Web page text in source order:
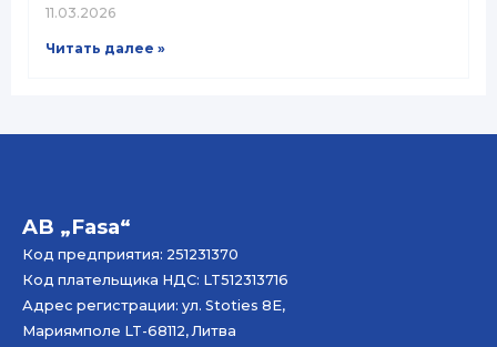
11.03.2026
Читать далее »
AB „Fasa“
Код предприятия: 251231370
Код плательщика НДС: LT512313716
Адрес регистрации: ул. Stoties 8E,
Мариямполе LT-68112, Литва